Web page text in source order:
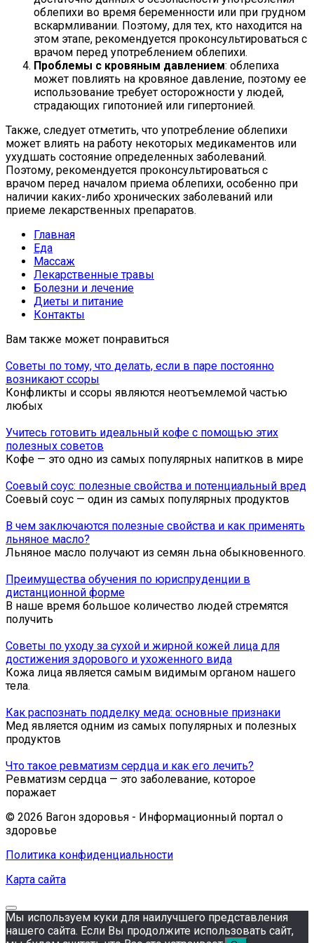
облепихи во время беременности или при грудном
вскармливании. Поэтому, для тех, кто находится на
этом этапе, рекомендуется проконсультироваться с
врачом перед употреблением облепихи.
Проблемы с кровяным давлением: облепиха
может повлиять на кровяное давление, поэтому ее
использование требует осторожности у людей,
страдающих гипотонией или гипертонией.
Также, следует отметить, что употребление облепихи
может влиять на работу некоторых медикаментов или
ухудшать состояние определенных заболеваний.
Поэтому, рекомендуется проконсультироваться с
врачом перед началом приема облепихи, особенно при
наличии каких-либо хронических заболеваний или
приеме лекарственных препаратов.
Главная
Еда
Массаж
Лекарственные травы
Болезни и лечение
Диеты и питание
Контакты
Вам также может понравиться
Советы по тому, что делать, если в паре постоянно
возникают ссоры
Конфликты и ссоры являются неотъемлемой частью
любых
Учитесь готовить идеальный кофе с помощью этих
полезных советов
Кофе — это одно из самых популярных напитков в мире
Соевый соус: полезные свойства и потенциальный вред
Соевый соус — один из самых популярных продуктов
В чем заключаются полезные свойства и как применять
льняное масло?
Льняное масло получают из семян льна обыкновенного.
Преимущества обучения по юриспруденции в
дистанционной форме
В наше время большое количество людей стремятся
получить
Советы по уходу за сухой и жирной кожей лица для
достижения здорового и ухоженного вида
Кожа лица является самым видимым органом нашего
тела.
Как распознать подделку меда: основные признаки
Мед является одним из самых популярных и полезных
продуктов
Что такое ревматизм сердца и как его лечить?
Ревматизм сердца — это заболевание, которое
поражает
© 2026 Вагон здоровья - Информационный портал о
здоровье
Политика конфиденциальности
Карта сайта
Мы используем куки для наилучшего представления
нашего сайта. Если Вы продолжите использовать сайт,